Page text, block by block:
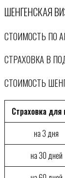
ШЕНГЕНСКАЯ
СТОИМОСТЬ ПО
СТРАХОВКА В
СТОИМОСТЬ
Страховка для
на 3 дня
на 30 дней